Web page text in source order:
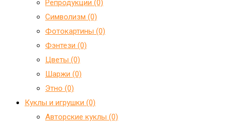
Репродукции (0)
Символизм (0)
Фотокартины (0)
Фэнтези (0)
Цветы (0)
Шаржи (0)
Этно (0)
Куклы и игрушки (0)
Авторские куклы (0)